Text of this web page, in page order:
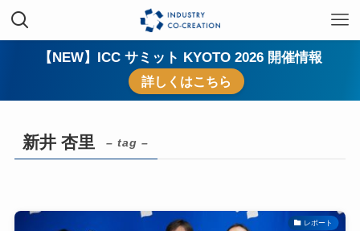
【NEW】ICC サミット KYOTO 2026 開催情報
詳しくはこちら
新井 杏里 – tag –
レポート